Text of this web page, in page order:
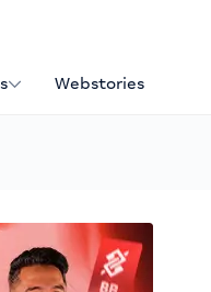
Webstories